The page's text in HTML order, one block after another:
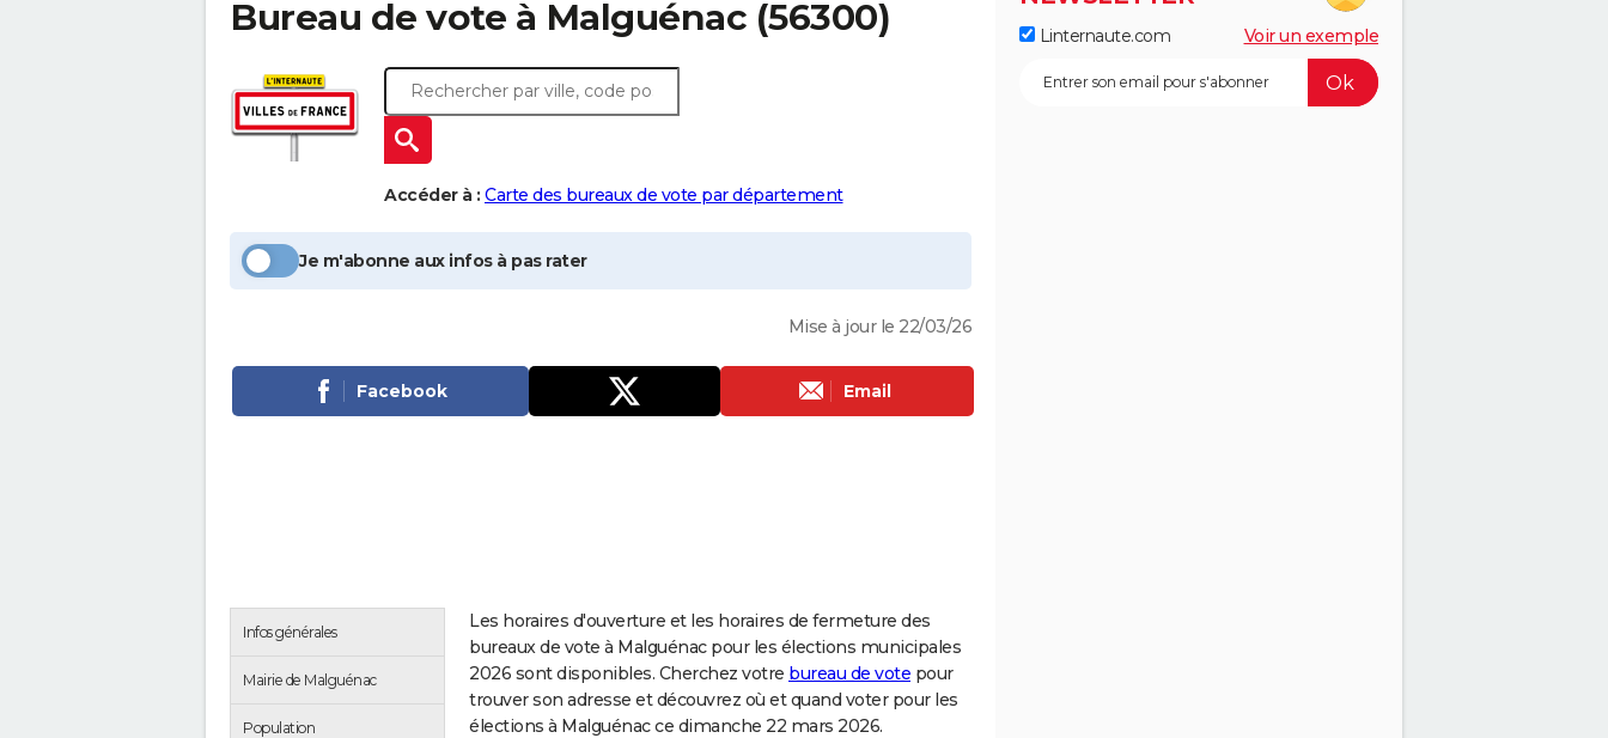
Bureau de vote à Malguénac (56300)
Accéder à : Carte des bureaux de vote par département
Je m'abonne aux infos à pas rater
Mise à jour le 22/03/26
Facebook Email
Infos générales
Mairie de Malguénac
Population
Les horaires d'ouverture et les horaires de fermeture des
bureaux de vote à Malguénac pour les élections municipales
2026 sont disponibles. Cherchez votre bureau de vote pour
trouver son adresse et découvrez où et quand voter pour les
élections à Malguénac ce dimanche 22 mars 2026.
Linternaute.com Voir un exemple